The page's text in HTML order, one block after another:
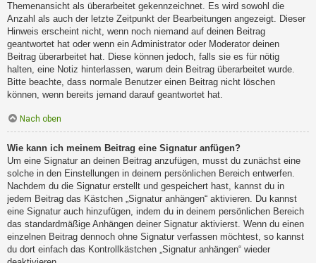
Themenansicht als überarbeitet gekennzeichnet. Es wird sowohl die
Anzahl als auch der letzte Zeitpunkt der Bearbeitungen angezeigt. Dieser
Hinweis erscheint nicht, wenn noch niemand auf deinen Beitrag
geantwortet hat oder wenn ein Administrator oder Moderator deinen
Beitrag überarbeitet hat. Diese können jedoch, falls sie es für nötig
halten, eine Notiz hinterlassen, warum dein Beitrag überarbeitet wurde.
Bitte beachte, dass normale Benutzer einen Beitrag nicht löschen
können, wenn bereits jemand darauf geantwortet hat.
Nach oben
Wie kann ich meinem Beitrag eine Signatur anfügen?
Um eine Signatur an deinen Beitrag anzufügen, musst du zunächst eine
solche in den Einstellungen in deinem persönlichen Bereich entwerfen.
Nachdem du die Signatur erstellt und gespeichert hast, kannst du in
jedem Beitrag das Kästchen „Signatur anhängen“ aktivieren. Du kannst
eine Signatur auch hinzufügen, indem du in deinem persönlichen Bereich
das standardmäßige Anhängen deiner Signatur aktivierst. Wenn du einen
einzelnen Beitrag dennoch ohne Signatur verfassen möchtest, so kannst
du dort einfach das Kontrollkästchen „Signatur anhängen“ wieder